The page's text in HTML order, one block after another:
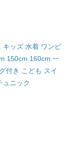
キッズ 水着 ワンピ
150cm 160cm 一
付き こども スイ
ュニック